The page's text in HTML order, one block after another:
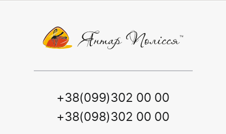
+38(099)302 00 00
+38(098)302 00 00